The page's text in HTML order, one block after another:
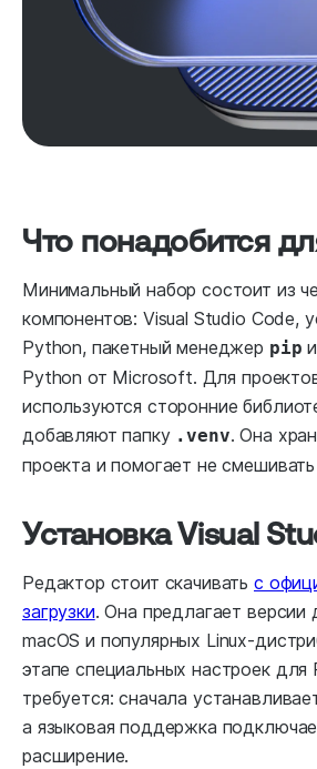
Что понадобится
Минимальный набор состоит из
компонентов: Visual Studio Code,
Python, пакетный менеджер pip
Python от Microsoft. Для
используются сторонние
добавляют папку .venv. Она
проекта и помогает не
Установка Visual
Редактор стоит скачивать с
загрузки. Она предлагает версии
macOS и популярных Linux-
этапе специальных настроек для
требуется: сначала
а языковая поддержка
расширение.